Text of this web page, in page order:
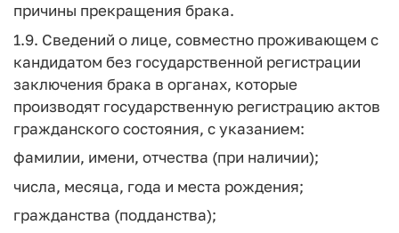
причины прекращения брака.
1.9. Сведений о лице, совместно проживающем с
кандидатом без государственной регистрации
заключения брака в органах, которые
производят государственную регистрацию актов
гражданского состояния, с указанием:
фамилии, имени, отчества (при наличии);
числа, месяца, года и места рождения;
гражданства (подданства);